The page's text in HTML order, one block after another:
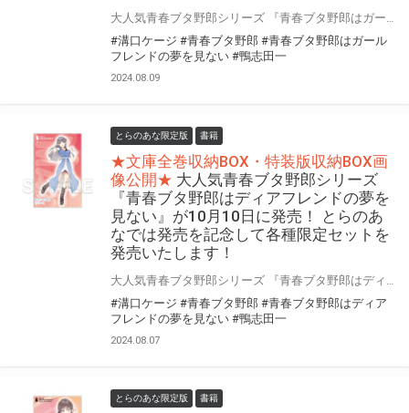
#溝口ケージ #青春ブタ野郎 #青春ブタ野郎はガール
フレンドの夢を見ない #鴨志田一
2024.08.09
とらのあな限定版 書籍
★文庫全巻収納BOX・特装版収納BOX画
像公開★ 大人気青春ブタ野郎シリーズ
『青春ブタ野郎はディアフレンドの夢を
見ない』が10月10日に発売！ とらのあ
なでは発売を記念して各種限定セットを
発売いたします！
#溝口ケージ #青春ブタ野郎 #青春ブタ野郎はディア
フレンドの夢を見ない #鴨志田一
2024.08.07
とらのあな限定版 書籍